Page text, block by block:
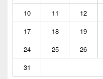
10
11 12
17
18 19
24
25 26
31